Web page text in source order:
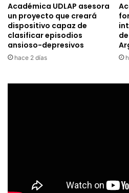
Académica UDLAP asesora
un proyecto que creará
dispositivo capaz de
clasificar episodios
ansioso-depresivos
hace 2 días